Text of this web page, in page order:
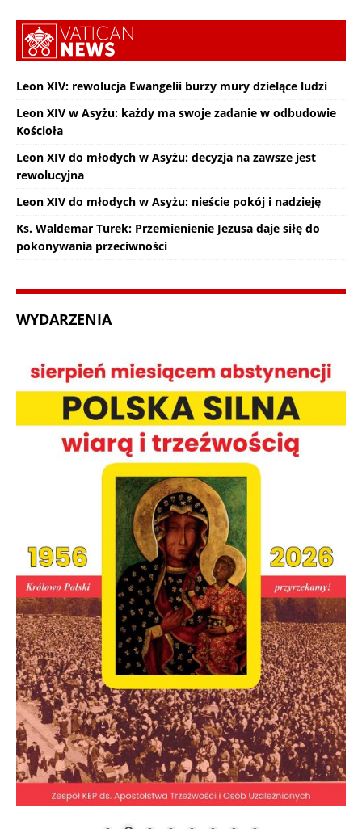
Leon XIV: rewolucja Ewangelii burzy mury dzielące ludzi
Leon XIV w Asyżu: każdy ma swoje zadanie w odbudowie
Kościoła
Leon XIV do młodych w Asyżu: decyzja na zawsze jest
rewolucyjna
Leon XIV do młodych w Asyżu: nieście pokój i nadzieję
Ks. Waldemar Turek: Przemienienie Jezusa daje siłę do
pokonywania przeciwności
WYDARZENIA